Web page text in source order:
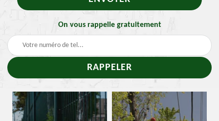
On vous rappelle gratuitement